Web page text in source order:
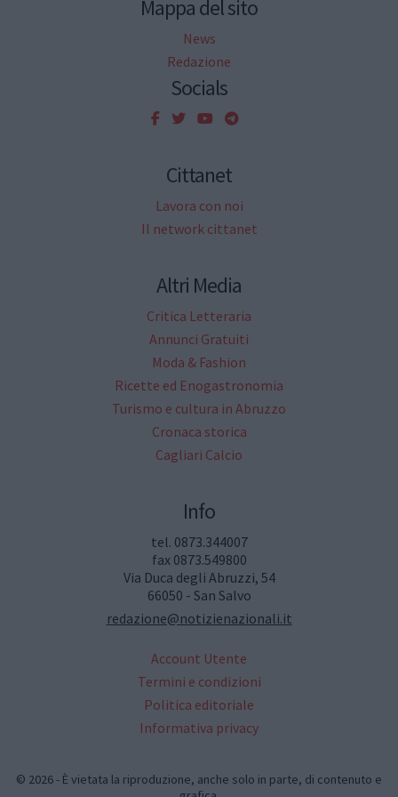
Mappa del sito
News
Redazione
Socials
Cittanet
Lavora con noi
Il network cittanet
Altri Media
Critica Letteraria
Annunci Gratuiti
Moda & Fashion
Ricette ed Enogastronomia
Turismo e cultura in Abruzzo
Cronaca storica
Cagliari Calcio
Info
tel. 0873.344007
fax 0873.549800
Via Duca degli Abruzzi, 54
66050 - San Salvo
redazione@notizienazionali.it
Account Utente
Termini e condizioni
Politica editoriale
Informativa privacy
© 2026 - È vietata la riproduzione, anche solo in parte, di contenuto e